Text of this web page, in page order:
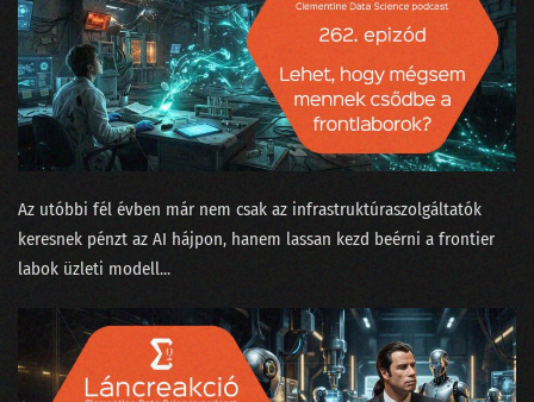
177 - Ki tanította a ChatGPT-t beszélgetni?
176 - Van-e kilincs a Komplex Rendszerek Tanszékén?
175 - Aprópénzre váltott LLM, ahogy a nagyok képzelik
174 - Bayesiánus hajókatasztrófa és az USA elnökválasztása
173 - EESZT - Adathorror és a hosszú élet záloga egyszerre
172 - Benzinvér és villanyroller
171 - Karrierváltás a növényi tej hiánya miatt?
170 - A milliárdos matematikus, aki nem hordott zoknit
Az utóbbi fél évben már nem csak az infrastruktúraszolgáltatók
keresnek pénzt az AI hájpon, hanem lassan kezd beérni a frontier
labok üzleti modell...